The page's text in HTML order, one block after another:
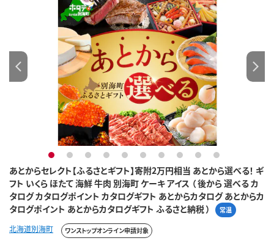
あとからセレクト【ふるさとギフト】寄附2万円相当 あとから選べる！ ギ
フト いくら ほたて 海鮮 牛肉 別海町 ケーキ アイス （ 後から 選べる カ
タログ カタログポイント カタログギフト あとからカタログ あとからカ
タログポイント あとからカタログギフト ふるさと納税 ）
常温
1 2 3 4 5 6 7 8 9 10
北海道別海町 ワンストップオンライン申請対象